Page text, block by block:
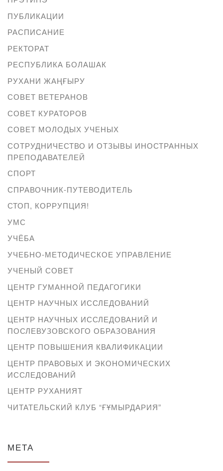
ПУБЛИКАЦИИ
РАСПИСАНИЕ
РЕКТОРАТ
РЕСПУБЛИКА БОЛАШАК
РУХАНИ ЖАҢҒЫРУ
СОВЕТ ВЕТЕРАНОВ
СОВЕТ КУРАТОРОВ
СОВЕТ МОЛОДЫХ УЧЕНЫХ
СОТРУДНИЧЕСТВО И ОТЗЫВЫ ИНОСТРАННЫХ
ПРЕПОДАВАТЕЛЕЙ
СПОРТ
СПРАВОЧНИК-ПУТЕВОДИТЕЛЬ
СТОП, КОРРУПЦИЯ!
УМС
УЧЁБА
УЧЕБНО-МЕТОДИЧЕСКОЕ УПРАВЛЕНИЕ
УЧЕНЫЙ СОВЕТ
ЦЕНТР ГУМАННОЙ ПЕДАГОГИКИ
ЦЕНТР НАУЧНЫХ ИССЛЕДОВАНИЙ
ЦЕНТР НАУЧНЫХ ИССЛЕДОВАНИЙ И
ПОСЛЕВУЗОВСКОГО ОБРАЗОВАНИЯ
ЦЕНТР ПОВЫШЕНИЯ КВАЛИФИКАЦИИ
ЦЕНТР ПРАВОВЫХ И ЭКОНОМИЧЕСКИХ
ИССЛЕДОВАНИЙ
ЦЕНТР РУХАНИЯТ
ЧИТАТЕЛЬСКИЙ КЛУБ “ҒҰМЫРДАРИЯ”
МЕТА